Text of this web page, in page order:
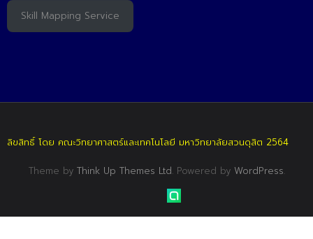
Skill Mapping Service
ลิขสิทธิ์ โดย คณะวิทยาศาสตร์และเทคโนโลยี มหาวิทยาลัยสวนดุสิต 2564
Theme by Think Up Themes Ltd. Powered by WordPress.